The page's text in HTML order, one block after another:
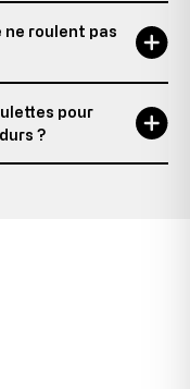
ne roulent pas
pour
?